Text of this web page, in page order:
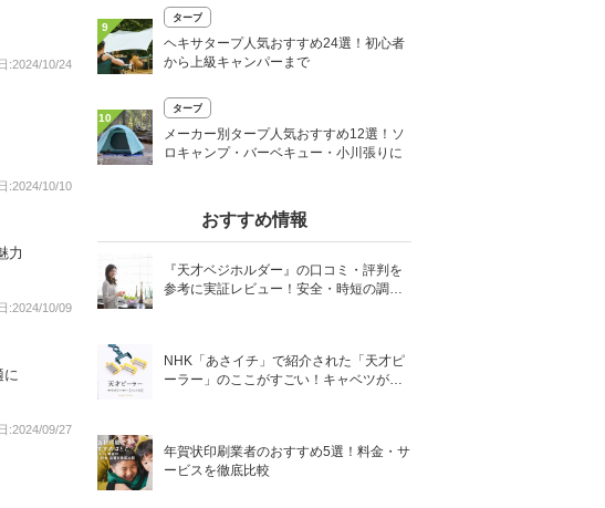
:2024/10/24
:2024/10/10
力
:2024/10/09
に
:2024/09/27
9
タープ
ヘキサタープ人気おすすめ24選！初心者
から上級キャンパーまで
10
タープ
メーカー別タープ人気おすすめ12選！ソ
ロキャンプ・バーベキュー・小川張りに
おすすめ情報
『天才ベジホルダー』の口コミ・評判を
参考に実証レビュー！安全・時短の調理
NHK「あさイチ」で紹介された「天才ピ
ーラー」のここがすごい！キャベツがほ
年賀状印刷業者のおすすめ5選！料金・サ
ービスを徹底比較